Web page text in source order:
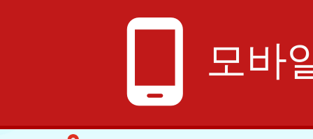
phone_android 모바